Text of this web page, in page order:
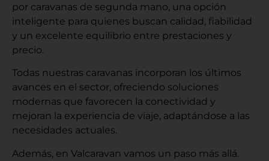
por caravanas de segunda mano, una opción
inteligente para quienes buscan calidad, fiabilidad
y un excelente equilibrio entre prestaciones y
precio.
Todas nuestras caravanas incorporan los últimos
avances en el sector, ofreciendo soluciones
modernas que favorecen la conectividad y
mejoran la experiencia de viaje, adaptándose a las
necesidades actuales.
Además, en Valcaravan vamos un paso más allá.